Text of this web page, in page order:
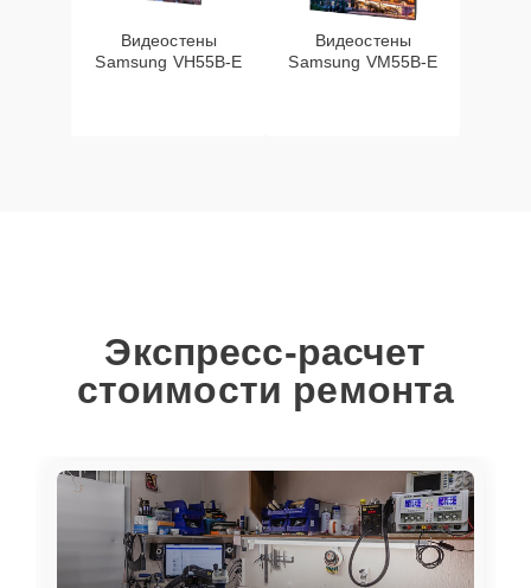
Видеостены
Samsung VH55B-E
Видеостены
Samsung VM55B-E
Экспресс-расчет
стоимости ремонта